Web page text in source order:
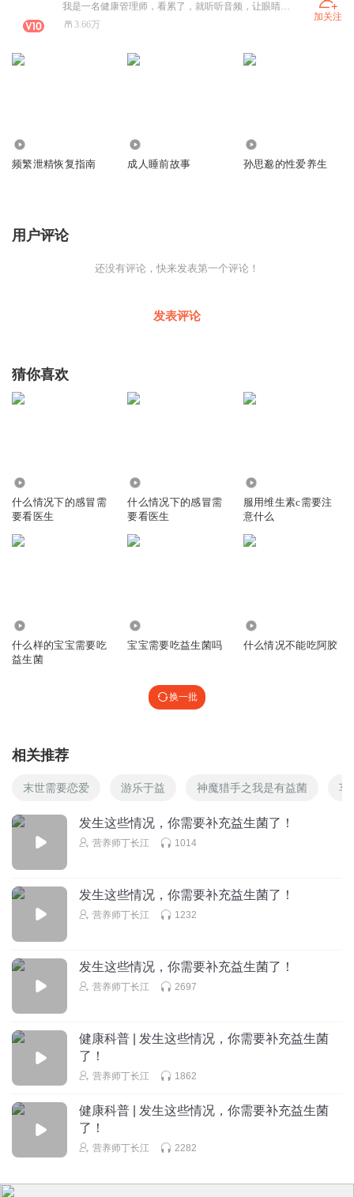
我是一名健康管理师，看累了，就听听音频，让眼睛休息一下。
3.66万
加关注
频繁泄精恢复指南 成人睡前故事 孙思邈的性爱养生
用户评论
还没有评论，快来发表第一个评论！
发表评论
猜你喜欢
什么情况下的感冒需
要看医生
什么情况下的感冒需
要看医生
服用维生素c需要注
意什么
什么样的宝宝需要吃
益生菌
宝宝需要吃益生菌吗 什么情况不能吃阿胶
换一批
相关推荐
末世需要恋爱 游乐于益 神魔猎手之我是有益菌 车
发生这些情况，你需要补充益生菌了！
营养师丁长江 1014
发生这些情况，你需要补充益生菌了！
营养师丁长江 1232
发生这些情况，你需要补充益生菌了！
营养师丁长江 2697
健康科普 | 发生这些情况，你需要补充益生菌
了！
营养师丁长江 1862
健康科普 | 发生这些情况，你需要补充益生菌
了！
营养师丁长江 2282